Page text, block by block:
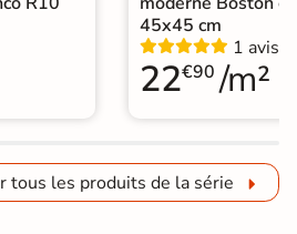
45x45 cm
1 avis
22€90 /m²
tous les produits de la série